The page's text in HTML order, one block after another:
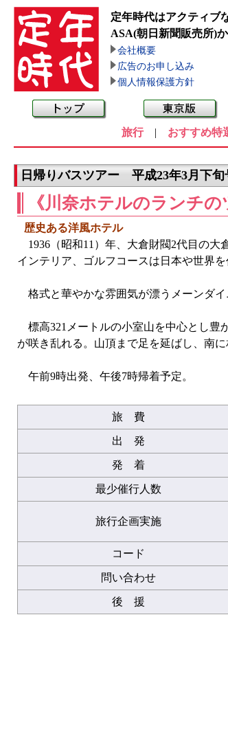
定年時代はアクティブ
ASA(朝日新聞販売所)
会社概要
広告のお申し込み
個人情報保護方針
旅行| おすすめ特
日帰りバスツアー 平成23年3月下旬
《川奈ホテルのランチ
歴史ある洋風ホテル
1936（昭和11）年、大倉財閥2代目の大
インテリア、ゴルフコースは日本や世界
格式と華やかな雰囲気が漂うメーンダイ
標高321メートルの小室山を中心とし豊
が咲き乱れる。山頂まで足を延ばし、南
午前9時出発、午後7時帰着予定。
旅 費
出 発
発 着
最少催行人数
旅行企画実施
コード
問い合わせ
後 援